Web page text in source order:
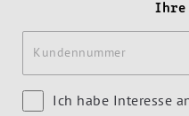
Ihre
Kundennummer
Ich habe Interesse